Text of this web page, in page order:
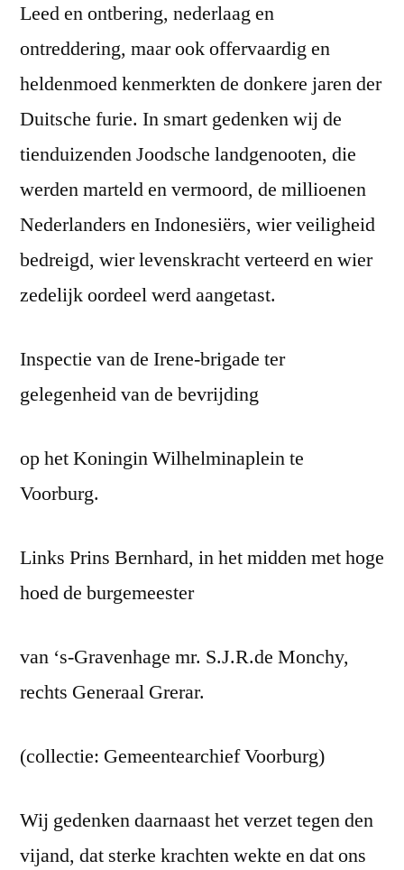
Leed en ontbering, nederlaag en
ontreddering, maar ook offervaardig en
heldenmoed kenmerkten de donkere jaren der
Duitsche furie. In smart gedenken wij de
tienduizenden Joodsche landgenooten, die
werden marteld en vermoord, de millioenen
Nederlanders en Indonesiërs, wier veiligheid
bedreigd, wier levenskracht verteerd en wier
zedelijk oordeel werd aangetast.
Inspectie van de Irene-brigade ter
gelegenheid van de bevrijding
op het Koningin Wilhelminaplein te
Voorburg.
Links Prins Bernhard, in het midden met hoge
hoed de burgemeester
van ‘s-Gravenhage mr. S.J.R.de Monchy,
rechts Generaal Grerar.
(collectie: Gemeentearchief Voorburg)
Wij gedenken daarnaast het verzet tegen den
vijand, dat sterke krachten wekte en dat ons